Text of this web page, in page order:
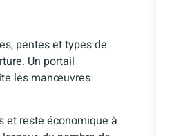
pentes et types de
Un portail
les manœuvres
et reste économique à